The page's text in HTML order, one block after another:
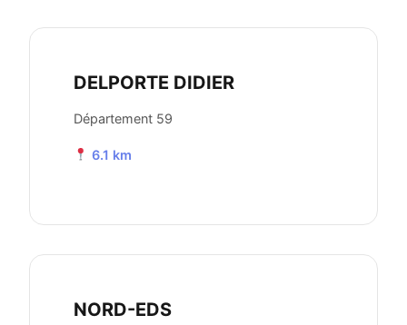
DELPORTE DIDIER
Département 59
6.1 km
NORD-EDS